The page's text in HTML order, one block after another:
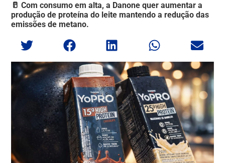
🥛 Com consumo em alta, a Danone quer aumentar a
produção de proteína do leite mantendo a redução das
emissões de metano.